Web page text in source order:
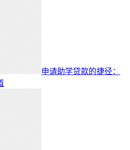
申请助学贷款的捷径：